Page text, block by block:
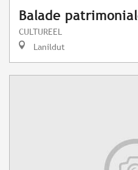
Balade
CULTUREEL
Lanildut